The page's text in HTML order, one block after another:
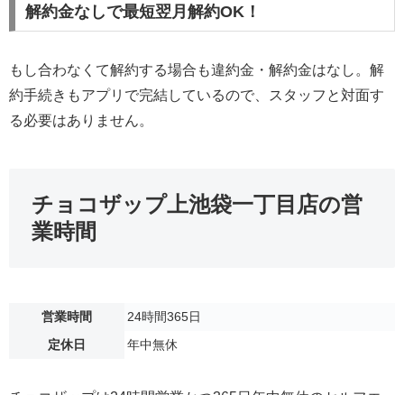
解約金なしで最短翌月解約OK！
もし合わなくて解約する場合も違約金・解約金はなし。解
約手続きもアプリで完結しているので、スタッフと対面す
る必要はありません。
チョコザップ上池袋一丁目店の営
業時間
営業時間
24時間365日
定休日
年中無休